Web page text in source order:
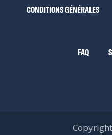
CONDITIONS GÉNÉRALES
FAQ